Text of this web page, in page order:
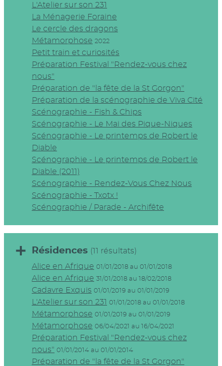
L'Atelier sur son 231
La Ménagerie Foraine
Le cercle des dragons
Métamorphose 2022
Petit train et curiosités
Préparation Festival "Rendez-vous chez
nous"
Préparation de "la fête de la St Gorgon"
Préparation de la scénographie de Viva Cité
Scénographie - Fish & Chips
Scénographie - Le Mai des Pique-Niques
Scénographie - Le printemps de Robert le
Diable
Scénographie - Le printemps de Robert le
Diable (2011)
Scénographie - Rendez-Vous Chez Nous
Scénographie - Txotx !
Scénographie / Parade - Archifête
Résidences (11 résultats)
Alice en Afrique 01/01/2018 au 01/01/2018
Alice en Afrique 31/01/2018 au 18/02/2018
Cadavre Exquis 01/01/2019 au 01/01/2019
L'Atelier sur son 231 01/01/2018 au 01/01/2018
Métamorphose 01/01/2019 au 01/01/2019
Métamorphose 06/04/2021 au 16/04/2021
Préparation Festival "Rendez-vous chez
nous" 01/01/2014 au 01/01/2014
Préparation de "la fête de la St Gorgon"